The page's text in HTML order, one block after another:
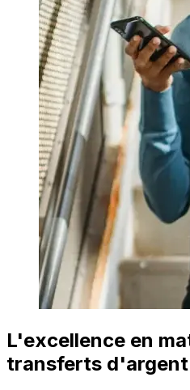
L'excellence en
transferts